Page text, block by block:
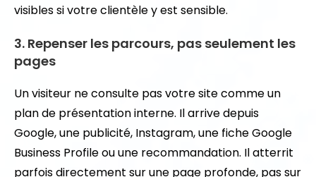
visibles si votre clientèle y est sensible.
3. Repenser les parcours, pas seulement les
pages
Un visiteur ne consulte pas votre site comme un
plan de présentation interne. Il arrive depuis
Google, une publicité, Instagram, une fiche Google
Business Profile ou une recommandation. Il atterrit
parfois directement sur une page profonde, pas sur